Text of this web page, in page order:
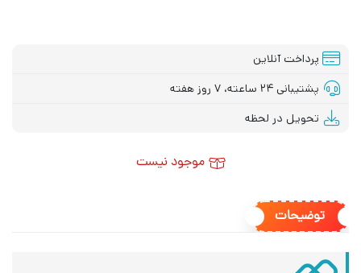
پرداخت آنلاین
پشتیبانی ۲۴ ساعته، ۷ روز هفته
تحویل در لحظه
موجود نیست
توضیحات